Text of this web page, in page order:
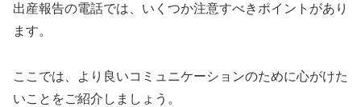
出産報告の電話では、いくつか注意すべきポイントがあり
ます。
ここでは、より良いコミュニケーションのために心がけた
いことをご紹介しましょう。